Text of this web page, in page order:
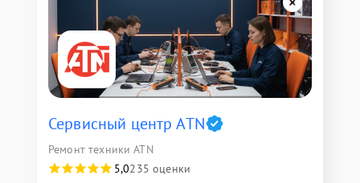
Сервисный центр ATN
Ремонт техники ATN
5,0235 оценки